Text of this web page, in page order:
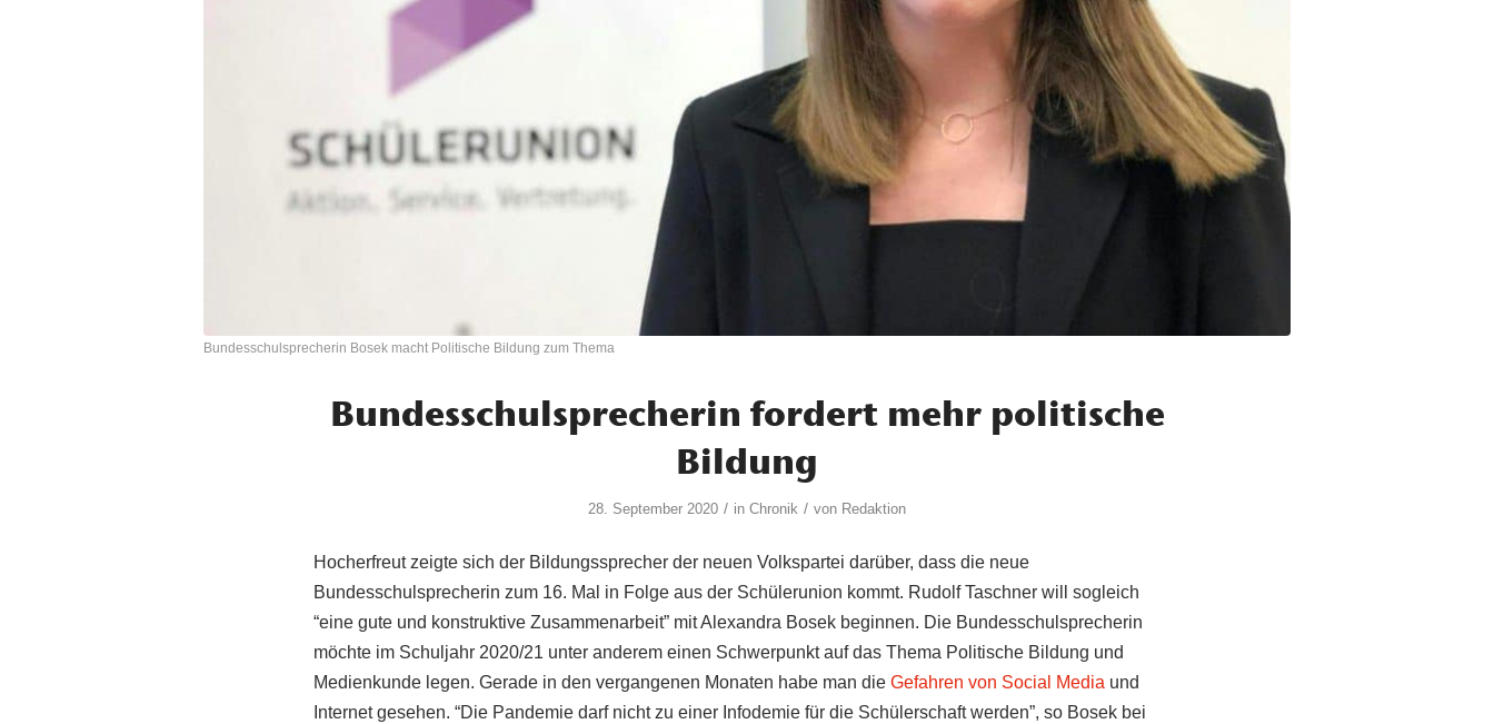
Bundesschulsprecherin Bosek macht Politische Bildung zum Thema
Bundesschulsprecherin fordert mehr politische
Bildung
28. September 2020 / in Chronik / von Redaktion
Hocherfreut zeigte sich der Bildungssprecher der neuen Volkspartei darüber, dass die neue
Bundesschulsprecherin zum 16. Mal in Folge aus der Schülerunion kommt. Rudolf Taschner will sogleich
“eine gute und konstruktive Zusammenarbeit” mit Alexandra Bosek beginnen. Die Bundesschulsprecherin
möchte im Schuljahr 2020/21 unter anderem einen Schwerpunkt auf das Thema Politische Bildung und
Medienkunde legen. Gerade in den vergangenen Monaten habe man die Gefahren von Social Media und
Internet gesehen. “Die Pandemie darf nicht zu einer Infodemie für die Schülerschaft werden”, so Bosek bei